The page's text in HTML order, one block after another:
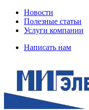
Новости
Полезные статьи
Услуги компании
Написать нам